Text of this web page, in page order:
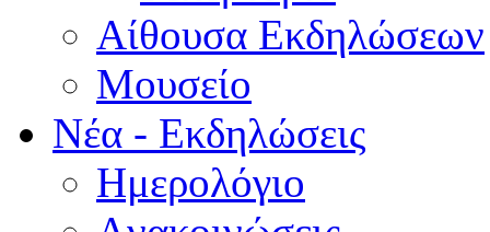
Aίθουσα Εκδηλώσεων
Μουσείο
Νέα - Εκδηλώσεις
Ημερολόγιο